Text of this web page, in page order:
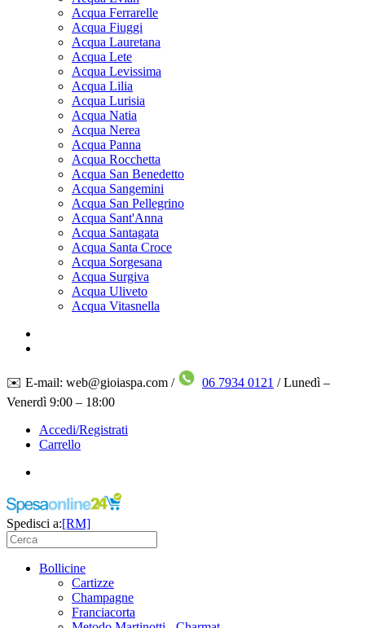
Acqua Ferrarelle
Acqua Fiuggi
Acqua Lauretana
Acqua Lete
Acqua Levissima
Acqua Lilia
Acqua Lurisia
Acqua Natia
Acqua Nerea
Acqua Panna
Acqua Rocchetta
Acqua San Benedetto
Acqua Sangemini
Acqua San Pellegrino
Acqua Sant'Anna
Acqua Santagata
Acqua Santa Croce
Acqua Sorgesana
Acqua Surgiva
Acqua Uliveto
Acqua Vitasnella
✉️ E-mail: web@gioiaspa.com / 06 7934 0121 / Lunedì –
Venerdì 9:00 – 18:00
Accedi/Registrati
Carrello
Spedisci a:[RM]
Bollicine
Cartizze
Champagne
Franciacorta